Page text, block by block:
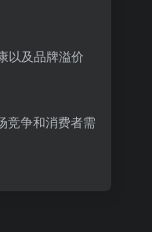
以及品牌溢价
竞争和消费者需